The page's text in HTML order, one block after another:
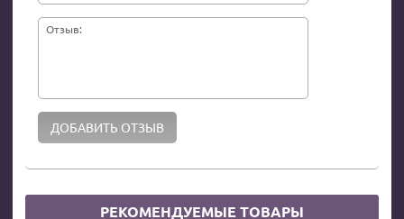
Отзыв:
РЕКОМЕНДУЕМЫЕ ТОВАРЫ